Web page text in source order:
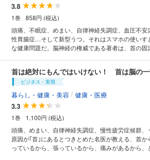
3.8
1巻
858円 (税込)
頭痛、不眠症、めまい、自律神経失調症、血圧不
性胃腸症…そして新型うつ。それはスマホの使いす
な健康問題だ。脳神経の権威である著者は、首の固
の知見が教える戦慄の医学レポート！
首は絶対にもんではいけない！ 首は脳の
ビジネス・実用
暮らし・健康・美容 / 健康・医療
3.3
1巻
1,100円 (税込)
頭痛、めまい、自律神経失調症、慢性疲労症候群
原因が｢首｣にあるとつきとめた名医が教える、首か
っているから、張っているから、痛みがあるから